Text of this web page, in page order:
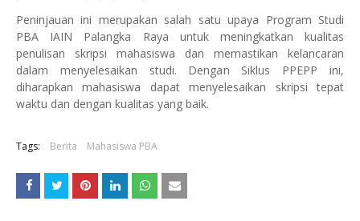
Peninjauan ini merupakan salah satu upaya Program Studi
PBA IAIN Palangka Raya untuk meningkatkan kualitas
penulisan skripsi mahasiswa dan memastikan kelancaran
dalam menyelesaikan studi. Dengan Siklus PPEPP ini,
diharapkan mahasiswa dapat menyelesaikan skripsi tepat
waktu dan dengan kualitas yang baik.
Tags: Berita Mahasiswa PBA